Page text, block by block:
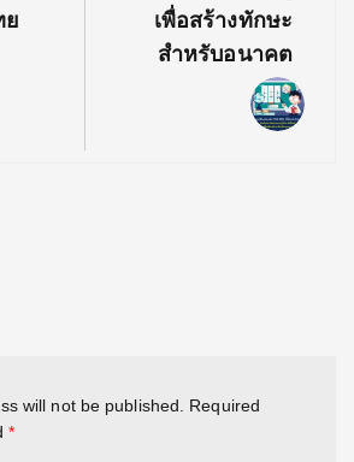
ย
เพื่อสร้างทักษะ
สำหรับอนาคต
will not be published. Required
*